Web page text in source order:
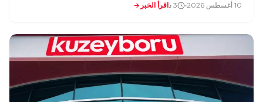
10 أغسطس 2026 3 د اقرأ الخبر